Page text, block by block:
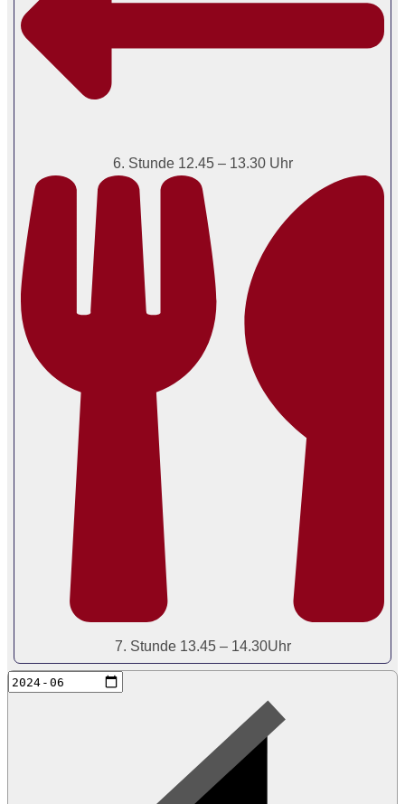
6. Stunde 12.45 – 13.30 Uhr
7. Stunde 13.45 – 14.30Uhr